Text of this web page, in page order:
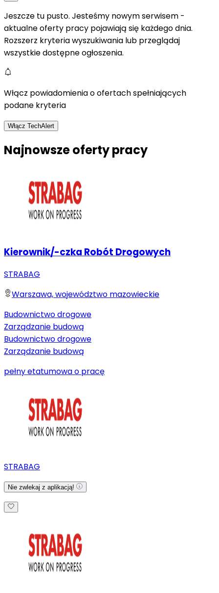
Jeszcze tu pusto. Jesteśmy nowym serwisem -
aktualne oferty pracy pojawiają się każdego dnia.
Rozszerz kryteria wyszukiwania lub przeglądaj
wszystkie dostępne ogłoszenia.
Włącz powiadomienia o ofertach spełniających
podane kryteria
Włącz TechAlert
Najnowsze oferty pracy
Kierownik/-czka Robót Drogowych
STRABAG
Warszawa, województwo mazowieckie
Budownictwo drogowe
Zarządzanie budową
Budownictwo drogowe
Zarządzanie budową
pełny etatumowa o pracę
STRABAG
Nie zwlekaj z aplikacją!